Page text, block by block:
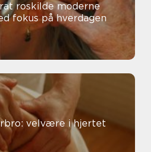
moderne
fokus på hverdagen
velvære i hjertet